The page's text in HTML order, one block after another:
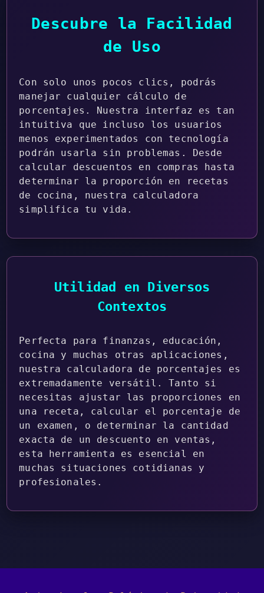
Descubre la Facilidad
de Uso
Con solo unos pocos clics, podrás
manejar cualquier cálculo de
porcentajes. Nuestra interfaz es tan
intuitiva que incluso los usuarios
menos experimentados con tecnología
podrán usarla sin problemas. Desde
calcular descuentos en compras hasta
determinar la proporción en recetas
de cocina, nuestra calculadora
simplifica tu vida.
Utilidad en Diversos
Contextos
Perfecta para finanzas, educación,
cocina y muchas otras aplicaciones,
nuestra calculadora de porcentajes es
extremadamente versátil. Tanto si
necesitas ajustar las proporciones en
una receta, calcular el porcentaje de
un examen, o determinar la cantidad
exacta de un descuento en ventas,
esta herramienta es esencial en
muchas situaciones cotidianas y
profesionales.